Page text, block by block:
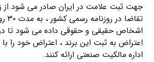
جهت ثبت علامت در ایران صادر می
اشخاص حقیقی و حقوقی داده می شود تا
اعتراض به ثبت این برند ، اعتراض خود را
اداره مالکیت صنعتی ارائه کنند.